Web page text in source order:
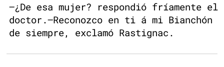
—¿De esa mujer? respondió fríamente el
doctor.—Reconozco en ti á mi Bianchón
de siempre, exclamó Rastignac.